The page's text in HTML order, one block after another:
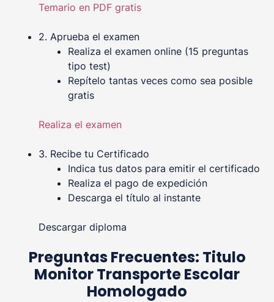
Temario en PDF gratis
2. Aprueba el examen
Realiza el examen online (15 preguntas
tipo test)
Repítelo tantas veces como sea posible
gratis
Realiza el examen
3. Recibe tu Certificado
Indica tus datos para emitir el certificado
Realiza el pago de expedición
Descarga el título al instante
Descargar diploma
Preguntas Frecuentes: Titulo
Monitor Transporte Escolar
Homologado